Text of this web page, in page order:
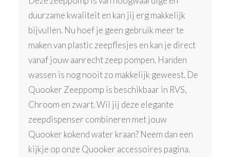
duurzame kwaliteit en kan jij erg makkelijk
bijvullen. Nu hoef je geen gebruik meer te
maken van plastic zeepflesjes en kan je direct
vanaf jouw aanrecht zeep pompen. Handen
wassen is nog nooit zo makkelijk geweest. De
Quooker Zeeppomp is beschikbaar in RVS,
Chroom en zwart. Wil jij deze elegante
zeepdispenser combineren met jouw
Quooker kokend water kraan? Neem dan een
kijkje op onze Quooker accessoires pagina.